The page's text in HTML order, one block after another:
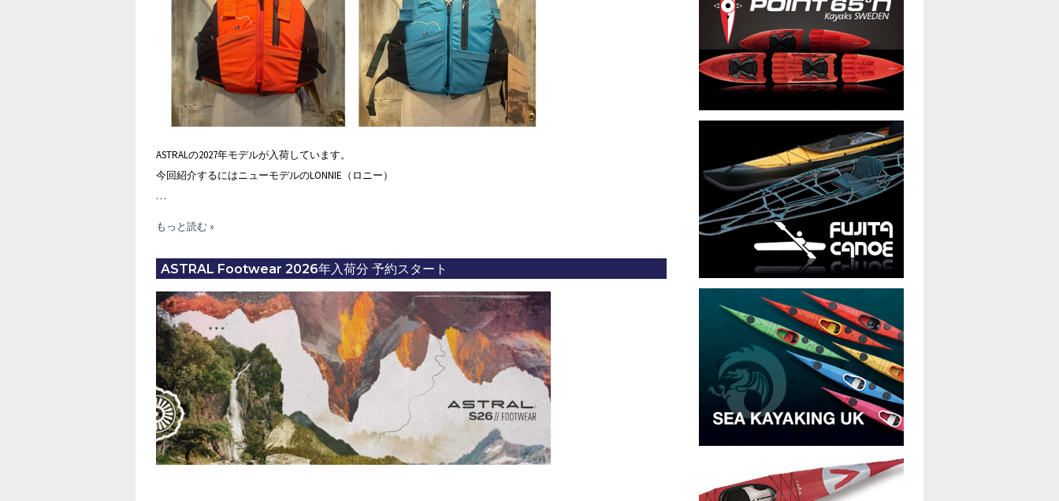
ASTRALの2027年モデルが入荷しています。
今回紹介するにはニューモデルのLONNIE（ロニー）
…
ASTRAL
LONNIE（ア
ト
ラ
ル
PFD
ロ
ニ
ー）
もっと読む »
ASTRAL Footwear 2026年入荷分 予約スタート